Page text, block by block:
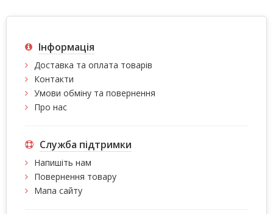
Інформація
Доставка та оплата товарів
Контакти
Умови обміну та повернення
Про нас
Служба підтримки
Напишіть нам
Повернення товару
Мапа сайту